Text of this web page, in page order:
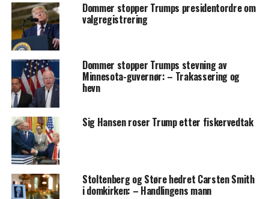
Dommer stopper Trumps presidentordre om
valgregistrering
Dommer stopper Trumps stevning av
Minnesota-guvernør: – Trakassering og
hevn
Sig Hansen roser Trump etter fiskervedtak
Stoltenberg og Støre hedret Carsten Smith
i domkirken: – Handlingens mann